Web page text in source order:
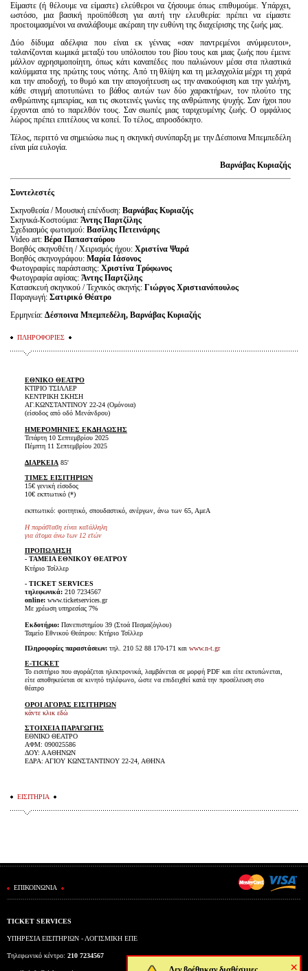
×
Είμαστε (ή θέλουμε να είμαστε) ελεύθεροι να ζήσουμε όπως επιθυμούμε. Υπάρχει,
ωστόσο, μια βασική προϋπόθεση για αυτή την ελευθερία: πρέπει να είμαστε
προετοιμασμένοι να αναλάβουμε ακέραιη την ευθύνη της διαχείρισης της ζωής μας.
Δύο δίδυμα αδέλφια που είναι εκ γέννας «σαν παντρεμένοι ανύμφευτοι»,
ταλανίζονται κωμικά μεταξύ του υπόλοιπου του βίου τους και μιας ζωής που έμεινε
μάλλον αχρησιμοποίητη, όπως κάτι καναπέδες που παλιώνουν μέσα στα πλαστικά
καλύμματα της πρώτης τους νιότης. Από τη θλίψη και τη μελαγχολία μέχρι τη χαρά
και την αποδοχή, το θυμό και την απογοήτευση ως την ανακούφιση και την γαλήνη,
κάθε στιγμή αποτυπώνει το βάθος αυτών των δύο χαρακτήρων, τον πλούτο της
ανθρώπινης εμπειρίας, και τις σκοτεινές γωνίες της ανθρώπινης ψυχής. Σαν ήχοι που
έρχονται από το παρελθόν τους. Σαν σιωπές μιας ταριχευμένης ζωής. Ο ομφάλιος
λώρος πρέπει επιτέλους να κοπεί. Το τέλος, απροσδόκητο.
Τέλος, περιττό να σημειώσω πως η σκηνική συνύπαρξη με την Δέσποινα Μπεμπεδέλη
είναι μία ευλογία.
Βαρνάβας Κυριαζής
Συντελεστές
Σκηνοθεσία / Μουσική επένδυση: Βαρνάβας Κυριαζής
Σκηνικά-Κοστούμια: Άντης Παρτζίλης
Σχεδιασμός φωτισμού: Βασίλης Πετεινάρης
Video art: Βέρα Παπασταύρου
Βοηθός σκηνοθέτη / Χειρισμός ήχου: Χριστίνα Ψαρά
Βοηθός σκηνογράφου: Μαρία Ιάσονος
Φωτογραφίες παράστασης: Χριστίνα Τρύφωνος
Φωτογραφία αφίσας: Άντης Παρτζίλης
Κατασκευή σκηνικού / Τεχνικός σκηνής: Γιώργος Χριστιανόπουλος
Παραγωγή: Σατιρικό Θέατρο
Ερμηνεία: Δέσποινα Μπεμπεδέλη, Βαρνάβας Κυριαζής
ΠΛΗΡΟΦΟΡΙΕΣ
ΕΘΝΙΚΟ ΘΕΑΤΡΟ
ΚΤΙΡΙΟ ΤΣΙΛΛΕΡ
ΚΕΝΤΡΙΚΗ ΣΚΗΣΗ
ΑΓ.ΚΩΝΣΤΑΝΤΙΝΟΥ 22-24 (Ομόνοια)
(είσοδος από οδό Μενάνδρου)
ΗΜΕΡΟΜΗΝΙΕΣ ΕΚΔΗΛΩΣΗΣ
Τετάρτη 10 Σεπτεμβρίου 2025
Πέμπτη 11 Σεπτεμβρίου 2025
ΔΙΑΡΚΕΙΑ85'
ΤΙΜΕΣ ΕΙΣΙΤΗΡΙΩΝ
15€ γενική είσοδος
10€ εκπτωτικό (*)
εκπτωτικό: φοιτητικό, σπουδαστικό, ανέργων, άνω των 65, ΑμεΑ
Η παράσταση είναι κατάλληλη
για άτομα άνω των 12 ετών
ΠΡΟΠΩΛΗΣΗ
- ΤΑΜΕΙΑ ΕΘΝΙΚΟΥ ΘΕΑΤΡΟΥ
Κτήριο Τσίλλερ
- TICKET SERVICES
τηλεφωνικά:210 7234567
online:www.ticketservices.gr
Με χρέωση υπηρεσίας 7%
Εκδοτήριο:Πανεπιστημίου 39 (Στοά Πεσμαζόγλου)
Ταμείο Εθνικού Θεάτρου: Κτήριο Τσίλλερ
Πληροφορίες παραστάσεων:τηλ. 210 52 88 170-171 και www.n-t.gr
E-TICKET
Το εισιτήριο που αγοράζεται ηλεκτρονικά, λαμβάνεται σε μορφή PDF και είτε εκτυπώνεται,
είτε αποθηκεύεται σε κινητό τηλέφωνο, ώστε να επιδειχθεί κατά την προσέλευση στο
θέατρο
ΟΡΟΙ ΑΓΟΡΑΣ ΕΙΣΙΤΗΡΙΩΝ
κάντε κλικ εδώ
ΣΤΟΙΧΕΙΑ ΠΑΡΑΓΩΓΗΣ
ΕΘΝΙΚΟ ΘΕΑΤΡΟ
ΑΦΜ: 090025586
ΔΟΥ: Α ΑΘΗΝΩΝ
ΕΔΡΑ: ΑΓΙΟΥ ΚΩΝΣΤΑΝΤΙΝΟΥ 22-24, ΑΘΗΝΑ
ΕΙΣΙΤΗΡΙΑ
ΕΠΙΚΟΙΝΩΝΙΑ
TICKET SERVICES
ΥΠΗΡΕΣΙΑ ΕΙΣΙΤΗΡΙΩΝ - ΛΟΓΙΣΜΙΚΗ ΕΠΕ
Τηλεφωνικό κέντρο: 210 7234567